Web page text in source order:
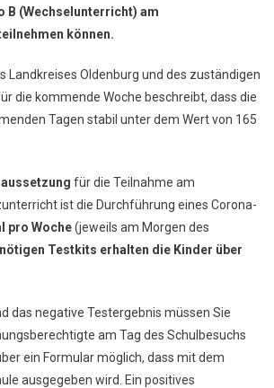
B (Wechselunterricht) am
können.
Landkreises Oldenburg und des zuständigen
die kommende Woche beschreibt, dass die
Tagen stabil unter dem Wert von 165
für die Teilnahme am
ist die Durchführung eines Corona-
pro Woche(jeweils am Morgen des
Testkits erhalten die Kinder über
das negative Testergebnis müssen Sie
am Tag des Schulbesuchs
ein Formular möglich, dass mit dem
ausgegeben wird. Ein positives